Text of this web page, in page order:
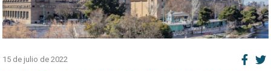
15 de julio de 2022